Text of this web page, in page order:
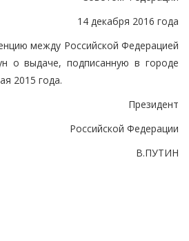
14 декабря 2016 года
между Российской Федерацией
о выдаче, подписанную в городе
2015 года.
Президент
Российской Федерации
В.ПУТИН